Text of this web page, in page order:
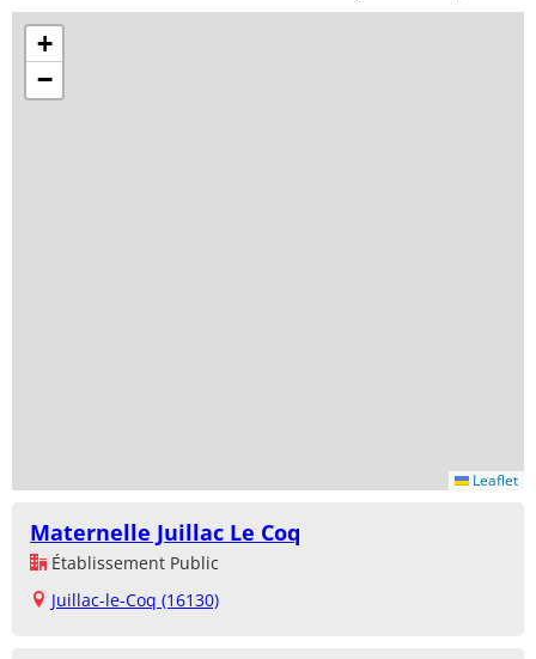
+
−
Leaflet
Maternelle Juillac Le Coq
Établissement Public
Juillac-le-Coq (16130)